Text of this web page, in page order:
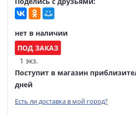
нет в наличии
ПОД ЗАКАЗ
1 экз.
Поступит в магазин
дней
Есть ли доставка в мой город?